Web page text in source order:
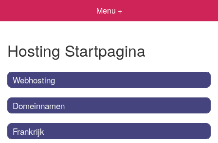
Menu +
Hosting Startpagina
Webhosting
Domeinnamen
Frankrijk